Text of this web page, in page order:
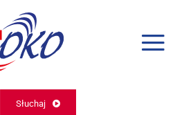
Słuchaj